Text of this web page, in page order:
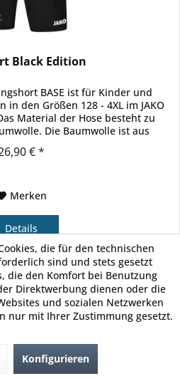
Black Edition
BASE ist für Kinder und
in den Größen 128 - 4XL im JAKO
Material der Hose besteht zu
Die Baumwolle ist aus
€ *
Merken
Details
die für den technischen
sind und stets gesetzt
die den Komfort bei Benutzung
Direktwerbung dienen oder die
und sozialen Netzwerken
nur mit Ihrer Zustimmung gesetzt.
Konfigurieren